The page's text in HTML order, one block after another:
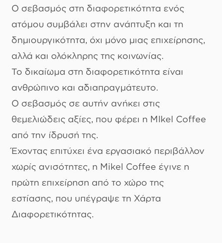
Ο σεβασμός στη διαφορετικότητα ενός
ατόμου συμβάλει στην ανάπτυξη και τη
δημιουργικότητα, όχι μόνο μιας επιχείρησης,
αλλά και ολόκληρης της κοινωνίας.
Το δικαίωμα στη διαφορετικότητα είναι
ανθρώπινο και αδιαπραγμάτευτο.
Ο σεβασμός σε αυτήν ανήκει στις
θεμελιώδεις αξίες, που φέρει η ΜIkel Coffee
από την ίδρυσή της.
Έχοντας επιτύχει ένα εργασιακό περιβάλλον
χωρίς ανισότητες, η Mikel Coffee έγινε η
πρώτη επιχείρηση από το χώρο της
εστίασης, που υπέγραψε τη Χάρτα
Διαφορετικότητας.